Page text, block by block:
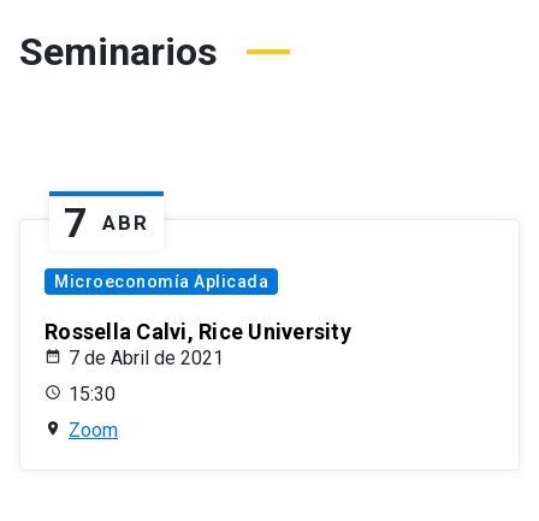
Seminarios
7 ABR
Microeconomía Aplicada
Rossella Calvi, Rice University
7 de Abril de 2021
15:30
Zoom